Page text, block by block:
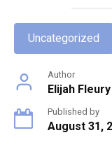
Uncategorized
Author
Elijah Fleury
Published by
August 31,